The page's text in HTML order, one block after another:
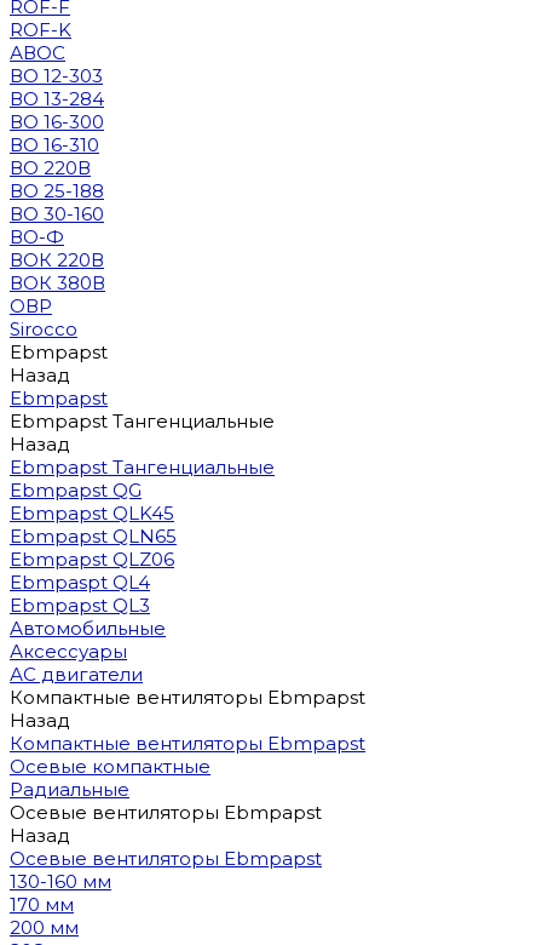
ROF-F
ROF-K
АВОС
ВО 12-303
ВО 13-284
ВО 16-300
ВО 16-310
ВО 220В
ВО 25-188
ВО 30-160
ВО-Ф
ВОК 220В
ВОК 380В
ОВР
Sirocco
Ebmpapst
Назад
Ebmpapst
Ebmpapst Тангенциальные
Назад
Ebmpapst Тангенциальные
Ebmpapst QG
Ebmpapst QLK45
Ebmpapst QLN65
Ebmpapst QLZ06
Ebmpaspt QL4
Ebmpapst QL3
Автомобильные
Аксессуары
АС двигатели
Компактные вентиляторы Ebmpapst
Назад
Компактные вентиляторы Ebmpapst
Осевые компактные
Радиальные
Осевые вентиляторы Ebmpapst
Назад
Осевые вентиляторы Ebmpapst
130-160 мм
170 мм
200 мм